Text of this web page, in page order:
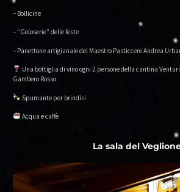
– Bollicine
– “Goloserie” delle feste
– Panettone artigianale del Maestro Pasticcere Andrea
Una bottiglia di vino ogni 2 persone della cantina
Gambero Rosso
Spumante per brindisi
Acqua e caffè
La sala del